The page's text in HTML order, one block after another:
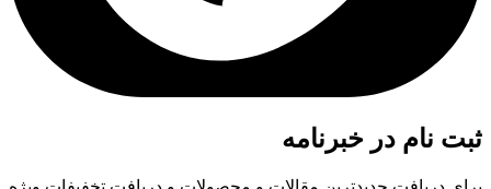
ثبت نام در خبرنامه